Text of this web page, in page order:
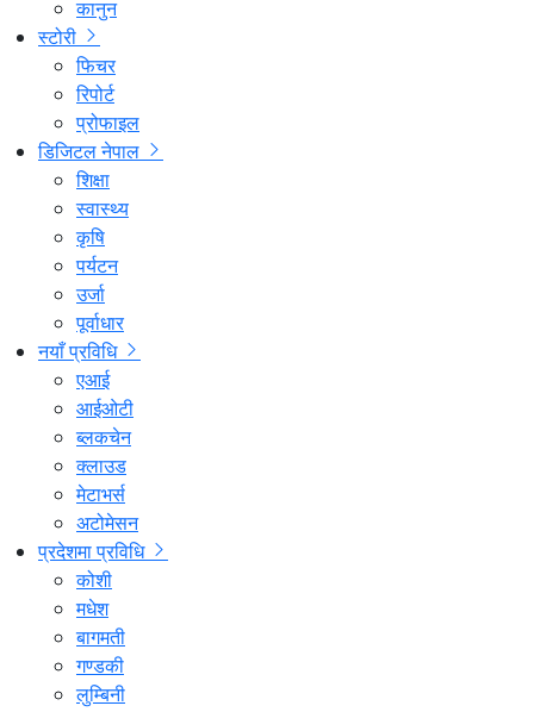
कानुन
स्टोरी
फिचर
रिपोर्ट
प्रोफाइल
डिजिटल नेपाल
शिक्षा
स्वास्थ्य
कृषि
पर्यटन
उर्जा
पूर्वाधार
नयाँ प्रविधि
एआई
आईओटी
ब्लकचेन
क्लाउड
मेटाभर्स
अटोमेसन
प्रदेशमा प्रविधि
कोशी
मधेश
बागमती
गण्डकी
लुम्बिनी